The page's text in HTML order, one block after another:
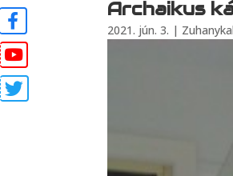
Archaikus
2021. jún. 3. |